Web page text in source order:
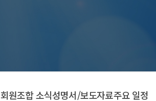
회원조합 소식성명서/보도자료주요 일정